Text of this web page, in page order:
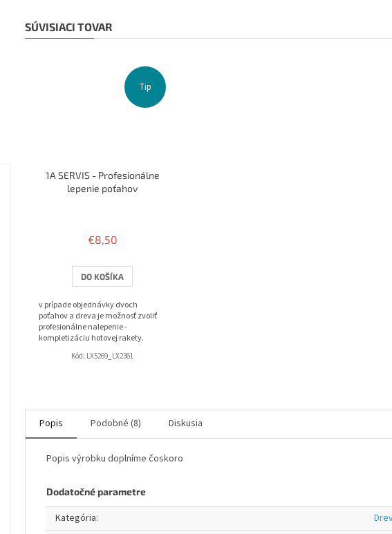
SÚVISIACI TOVAR
Tip
1A SERVIS - Profesionálne
lepenie poťahov
produktu
je
z
5
hviezdičiek.
€8,50
DO KOŠÍKA
v prípade objednávky dvoch
poťahov a dreva je možnosť zvoliť
profesionálne nalepenie -
kompletizáciu hotovej rakety.
Kód: LX5269_LX2361
Popis Podobné (8) Diskusia
Popis výrobku doplníme čoskoro
Dodatočné parametre
Kategória: